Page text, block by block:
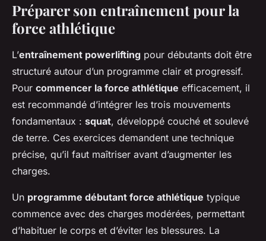
Préparer son entraînement pour la
force athlétique
L’entraînement powerlifting pour débutants doit être
structuré autour d’un programme clair et progressif.
Pour commencer la force athlétique efficacement, il
est recommandé d’intégrer les trois mouvements
fondamentaux : squat, développé couché et soulevé
de terre. Ces exercices demandent une technique
précise, qu’il faut maîtriser avant d’augmenter les
charges.
Un programme débutant force athlétique typique
commence avec des charges modérées, permettant
d’habituer le corps et d’éviter les blessures. La